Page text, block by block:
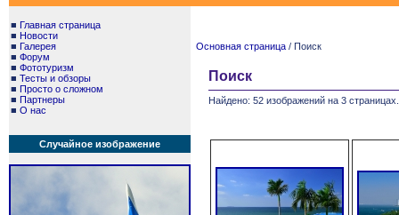
■ Главная страница
■ Новости
■ Галерея
■ Форум
■ Фототуризм
■ Тесты и обзоры
■ Просто о сложном
■ Партнеры
■ О нас
Случайное изображение
Основная страница / Поиск
Поиск
Найдено: 52 изображений на 3